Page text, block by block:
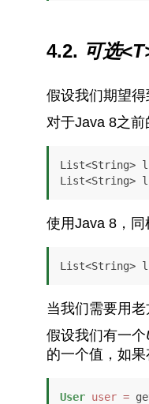
4.2. 可选
假设我们期望得
对于Java 8之
List<String>
List<String>
使用Java 8，
List<String>
当我们需要用
假设我们有一个
的一个值，如
User user =